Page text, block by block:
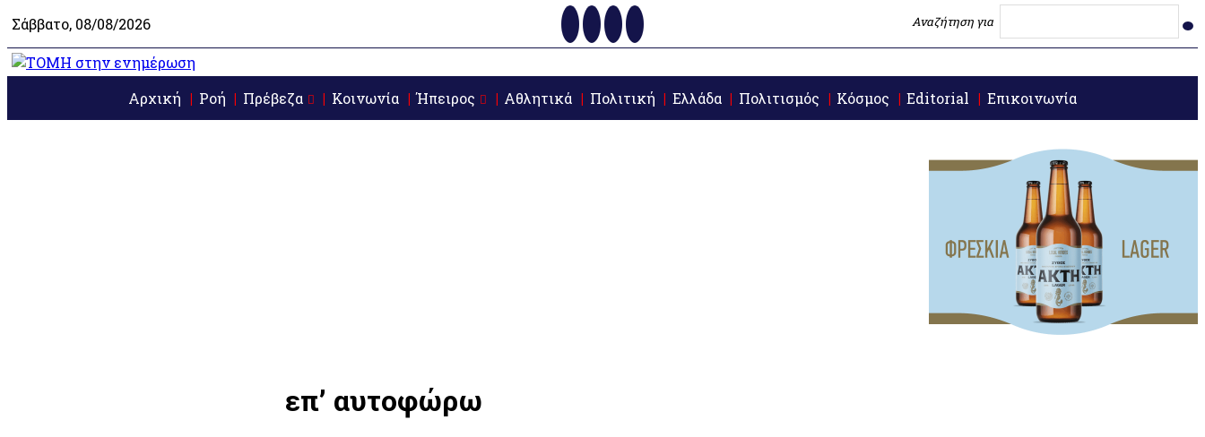
Σάββατο, 08/08/2026 Αναζήτηση για
Αρχική Ροή Πρέβεζα Κοινωνία Ήπειρος Αθλητικά Πολιτική Ελλάδα Πολιτισμός Κόσμος Editorial Επικοινωνία
επ’ αυτοφώρω